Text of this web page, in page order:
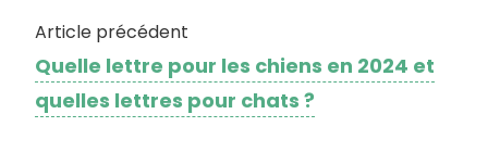
Article précédent
Quelle lettre pour les chiens en 2024 et
quelles lettres pour chats ?